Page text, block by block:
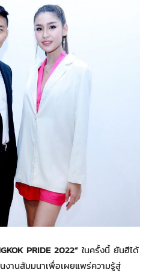
PRIDE 2022” ในครั้งนี้ ยันฮีได้
งานสัมมนาเพื่อเผยแพร่ความรู้สู่